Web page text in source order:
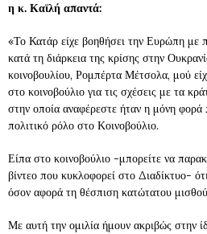
η κ. Καϊλή απαντά:
«Το Κατάρ είχε βοηθήσει την Ευρώπη με
κατά τη διάρκεια της κρίσης στην
κοινοβουλίου, Ρομπέρτα Μέτσολα, μού
στο κοινοβούλιο για τις σχέσεις με τα
στην οποία αναφέρεστε ήταν η μόνη φορά
πολιτικό ρόλο στο Κοινοβούλιο.
Είπα στο κοινοβούλιο -μπορείτε να
βίντεο που κυκλοφορεί στο Διαδίκτυο-
όσον αφορά τη θέσπιση κατώτατου μισθού
Με αυτή την ομιλία ήμουν ακριβώς στην